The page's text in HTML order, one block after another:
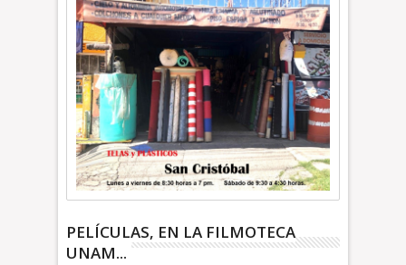
PELÍCULAS, EN LA FILMOTECA
UNAM...